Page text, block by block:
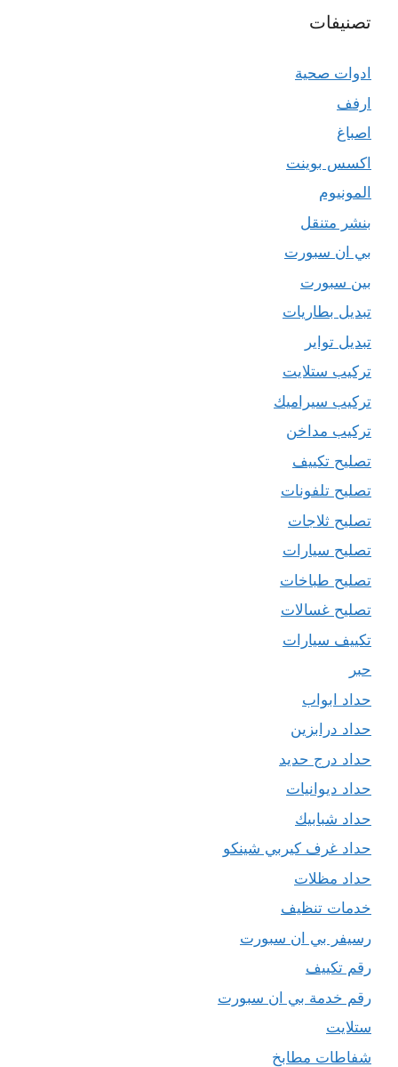
تصنيفات
ادوات صحية
ارفف
اصباغ
اكسس بوينت
المونيوم
بنشر متنقل
بي ان سبورت
بين سبورت
تبديل بطاريات
تبديل تواير
تركيب ستلايت
تركيب سيراميك
تركيب مداخن
تصليح تكييف
تصليح تلفونات
تصليح ثلاجات
تصليح سيارات
تصليح طباخات
تصليح غسالات
تكييف سيارات
حبر
حداد ابواب
حداد درابزين
حداد درج حديد
حداد ديوانيات
حداد شبابيك
حداد غرف كيربي شينكو
حداد مظلات
خدمات تنظيف
رسيفر بي ان سبورت
رقم تكييف
رقم خدمة بي ان سبورت
ستلايت
شفاطات مطابخ